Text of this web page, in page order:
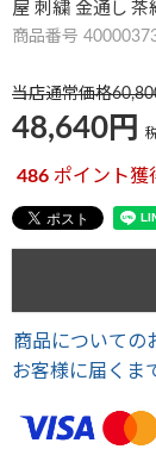
屋 刺繍 金通し
商品番号
当店通常価格
48,640
486 ポイント獲
商品についての
お客様に届くま